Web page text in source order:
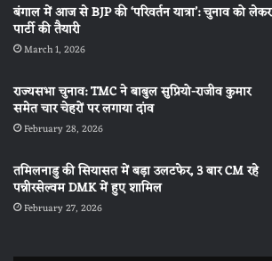
बंगाल में आज से BJP की ‘परिवर्तन यात्रा’: चुनाव को लेकर
पार्टी की तैयारी
March 1, 2026
राज्यसभा चुनाव: TMC ने बाबुल सुप्रियो-राजीव कुमार
समेत चार चेहरों पर लगाया दांव
February 28, 2026
तमिलनाडु की सियासत में बड़ा उलटफेर, 3 बार CM रहे
पन्नीरसेल्वम DMK में हुए शामिल
February 27, 2026